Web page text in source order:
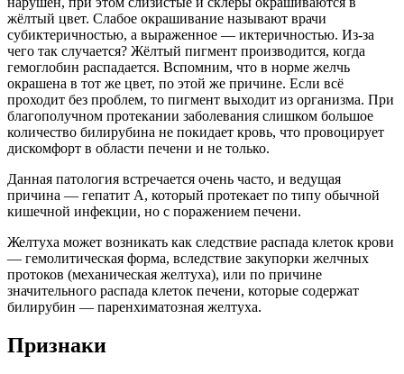
жёлтый цвет. Слабое окрашивание называют врачи
субиктеричностью, а выраженное — иктеричностью. Из-за
чего так случается? Жёлтый пигмент производится, когда
гемоглобин распадается. Вспомним, что в норме желчь
окрашена в тот же цвет, по этой же причине. Если всё
проходит без проблем, то пигмент выходит из организма. При
благополучном протекании заболевания слишком большое
количество билирубина не покидает кровь, что провоцирует
дискомфорт в области печени и не только.
Данная патология встречается очень часто, и ведущая
причина — гепатит А, который протекает по типу обычной
кишечной инфекции, но с поражением печени.
Желтуха может возникать как следствие распада клеток крови
— гемолитическая форма, вследствие закупорки желчных
протоков (механическая желтуха), или по причине
значительного распада клеток печени, которые содержат
билирубин — паренхиматозная желтуха.
Признаки